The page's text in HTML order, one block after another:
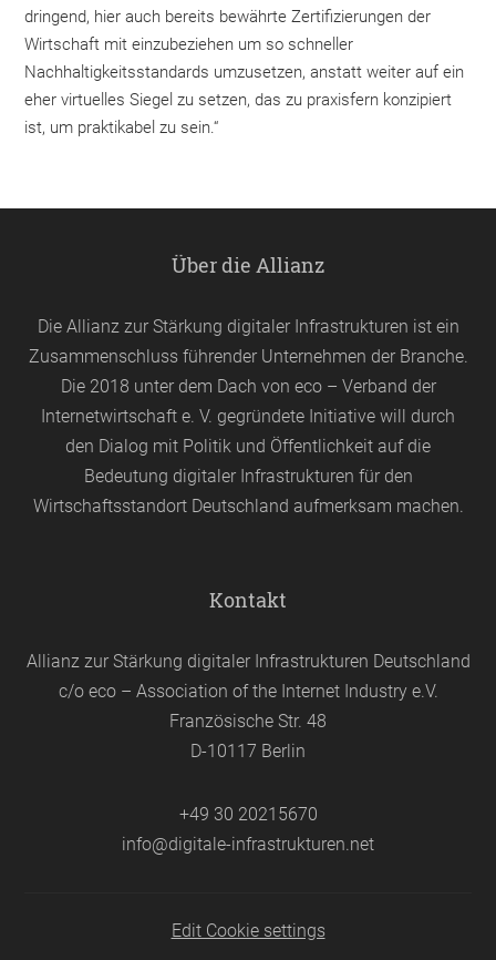
dringend, hier auch bereits bewährte Zertifizierungen der
Wirtschaft mit einzubeziehen um so schneller
Nachhaltigkeitsstandards umzusetzen, anstatt weiter auf ein
eher virtuelles Siegel zu setzen, das zu praxisfern konzipiert
ist, um praktikabel zu sein.“
Über die Allianz
Die Allianz zur Stärkung digitaler Infrastrukturen ist ein
Zusammenschluss führender Unternehmen der Branche.
Die 2018 unter dem Dach von eco– Verband der
Internetwirtschaft e. V. gegründete Initiative will durch
den Dialog mit Politik und Öffentlichkeit auf die
Bedeutung digitaler Infrastrukturen für den
Wirtschaftsstandort Deutschland aufmerksam machen.
Kontakt
Allianz zur Stärkung digitaler Infrastrukturen Deutschland
c/o eco – Association of the Internet Industry e.V.
Französische Str. 48
D-10117 Berlin
+49 30 20215670
info@digitale-infrastrukturen.net
Edit Cookie settings